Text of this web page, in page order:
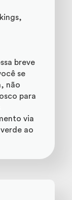
breve
se
não
para
via
ao